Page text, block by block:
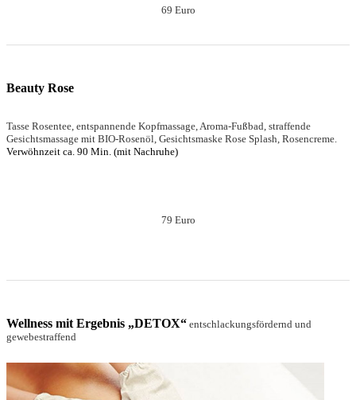
69 Euro
Beauty Rose
Tasse Rosentee, entspannende Kopfmassage, Aroma-Fußbad, straffende
Gesichtsmassage mit BIO-Rosenöl, Gesichtsmaske Rose Splash, Rosencreme.
Verwöhnzeit ca. 90 Min. (mit Nachruhe)
79 Euro
Wellness mit Ergebnis „DETOX“ entschlackungsfördernd und
gewebestraffend